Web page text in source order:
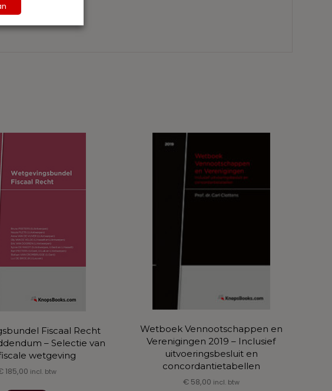
Fiscaal Recht
– Selectie van
wetgeving
185,00 incl. btw
Wetboek Vennootschappen en
Verenigingen 2019 – Inclusief
uitvoeringsbesluit en
concordantietabellen
€58,00 incl. btw